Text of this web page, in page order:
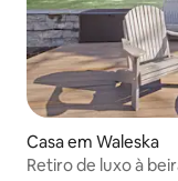
Casa em Waleska
Retiro de luxo à